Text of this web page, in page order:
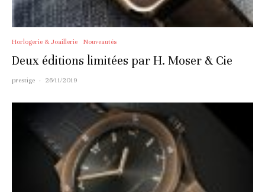
Horlogerie & Joaillerie Nouveautés
Deux éditions limitées par H. Moser & Cie
prestige · 26/11/2019